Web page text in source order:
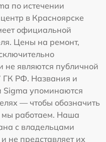
по истечении
в Красноярске
официальной
Цены на ремонт,
не являются публичной
ГК РФ. Названия и
Sigma упоминаются
— чтобы обозначить
мы работаем. Наша
с владельцами
не представляет их